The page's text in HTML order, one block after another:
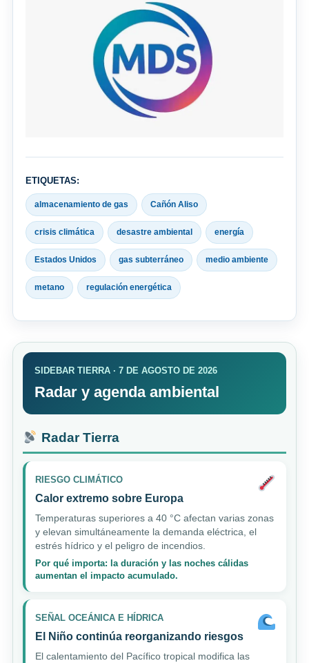
ETIQUETAS:
almacenamiento de gas Cañón Aliso
crisis climática desastre ambiental energía
Estados Unidos gas subterráneo medio ambiente
metano regulación energética
SIDEBAR TIERRA · 7 DE AGOSTO DE 2026
Radar y agenda ambiental
Radar Tierra
RIESGO CLIMÁTICO
Calor extremo sobre Europa
Temperaturas superiores a 40 °C afectan varias zonas
y elevan simultáneamente la demanda eléctrica, el
estrés hídrico y el peligro de incendios.
Por qué importa: la duración y las noches cálidas
aumentan el impacto acumulado.
SEÑAL OCEÁNICA E HÍDRICA
El Niño continúa reorganizando riesgos
El calentamiento del Pacífico tropical modifica las